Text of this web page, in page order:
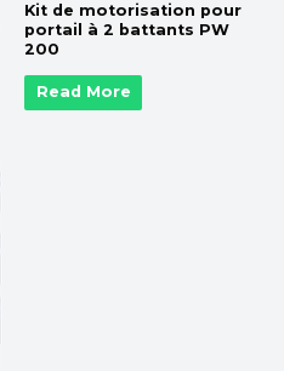
Kit de motorisation pour
portail à 2 battants PW
200
Read More